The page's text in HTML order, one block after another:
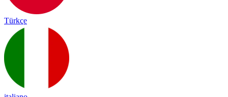
Türkçe